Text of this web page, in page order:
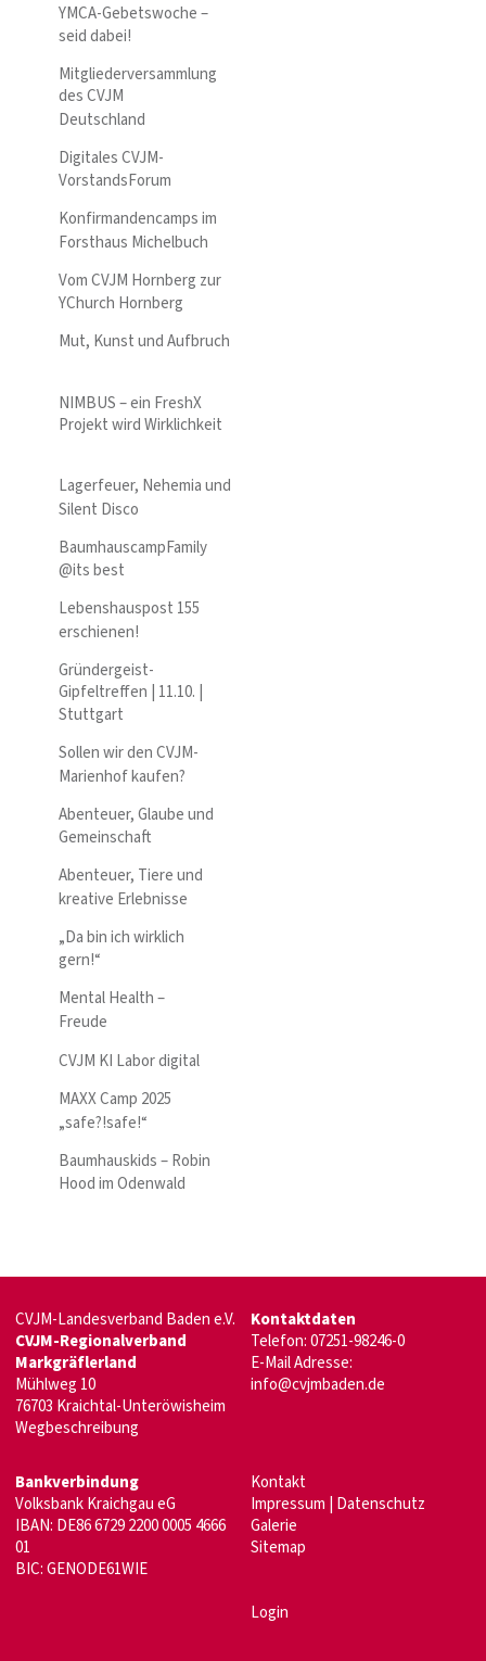
YMCA-Gebetswoche –
seid dabei!
Mitgliederversammlung
des CVJM
Deutschland
Digitales CVJM-
VorstandsForum
Konfirmandencamps im
Forsthaus Michelbuch
Vom CVJM Hornberg zur
YChurch Hornberg
Mut, Kunst und Aufbruch
NIMBUS – ein FreshX
Projekt wird Wirklichkeit
Lagerfeuer, Nehemia und
Silent Disco
BaumhauscampFamily
@its best
Lebenshauspost 155
erschienen!
Gründergeist-
Gipfeltreffen | 11.10. |
Stuttgart
Sollen wir den CVJM-
Marienhof kaufen?
Abenteuer, Glaube und
Gemeinschaft
Abenteuer, Tiere und
kreative Erlebnisse
„Da bin ich wirklich
gern!“
Mental Health –
Freude
CVJM KI Labor digital
MAXX Camp 2025
„safe?!safe!“
Baumhauskids – Robin
Hood im Odenwald
CVJM-Landesverband Baden e.V.
CVJM-Regionalverband
Markgräflerland
Mühlweg 10
76703 Kraichtal-Unteröwisheim
Wegbeschreibung
Kontaktdaten
Telefon: 07251-98246-0
E-Mail Adresse:
info@cvjmbaden.de
Bankverbindung
Volksbank Kraichgau eG
IBAN: DE86 6729 2200 0005 4666
01
BIC: GENODE61WIE
Kontakt
Impressum Datenschutz
Galerie
Sitemap
Login